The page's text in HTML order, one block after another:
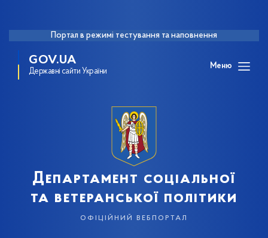
Портал в режимі тестування та наповнення
GOV.UA
Державні сайти України
Меню
Департамент соціальної
та ветеранської політики
офіційний вебпортал